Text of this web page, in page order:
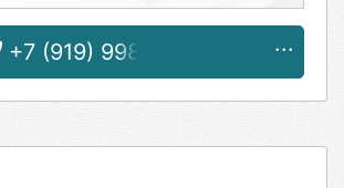
+7 (919) 998-28-80